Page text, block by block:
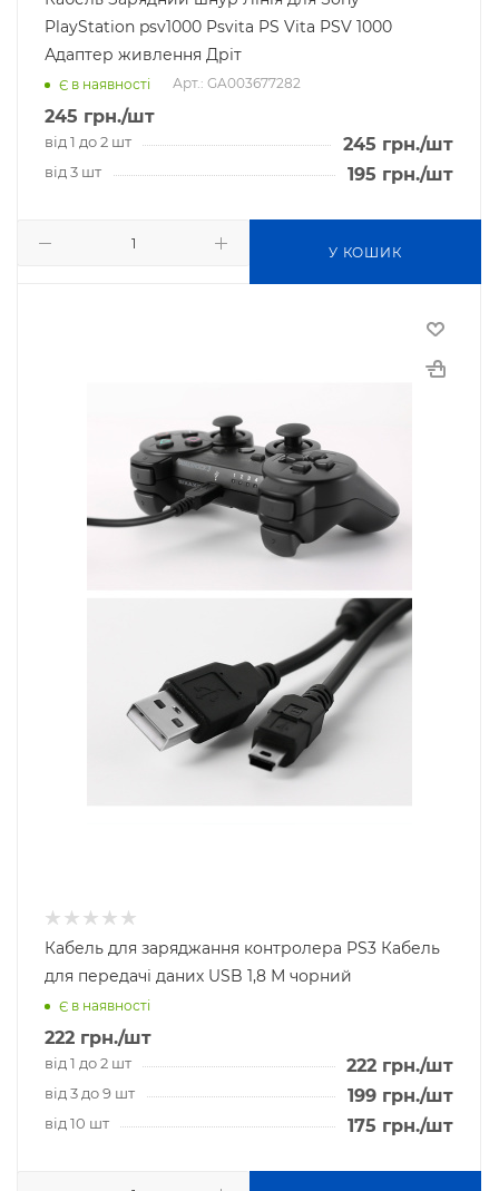
PlayStation psv1000 Psvita PS Vita PSV 1000
Адаптер живлення Дріт
Є в наявності Арт.: GA003677282
245 грн./шт
від 1 до 2 шт 245 грн./шт
від 3 шт 195 грн./шт
У КОШИК
Кабель для заряджання контролера PS3 Кабель
для передачі даних USB 1,8 М чорний
Є в наявності
222 грн./шт
від 1 до 2 шт 222 грн./шт
від 3 до 9 шт 199 грн./шт
від 10 шт 175 грн./шт